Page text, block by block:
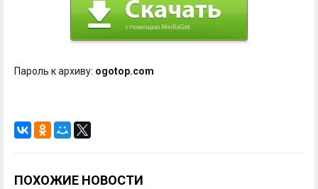
Пароль к архиву: ogotop.com
ПОХОЖИЕ НОВОСТИ